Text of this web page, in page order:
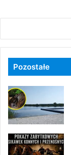
Pozostałe